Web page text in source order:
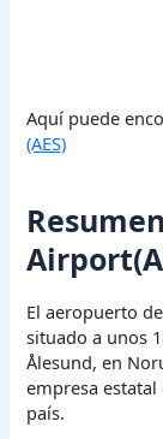
Aquí puede
(AES)
El aeropuerto
situado a unos
Ålesund, en
empresa
país.